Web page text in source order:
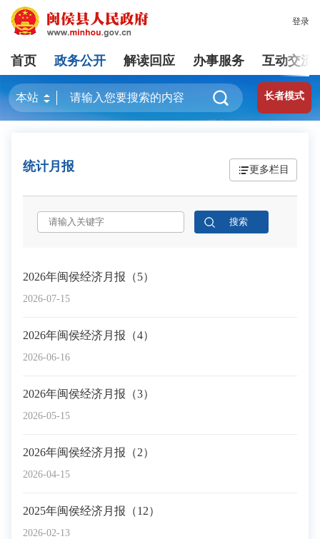
登录
首页 政务公开 解读回应 办事服务 互动交流
长者模式
统计月报 更多栏目
2026-07-15
2026年闽侯经济月报（5）
2026-06-16
2026年闽侯经济月报（4）
2026-05-15
2026年闽侯经济月报（3）
2026-04-15
2026年闽侯经济月报（2）
2026-02-13
2025年闽侯经济月报（12）